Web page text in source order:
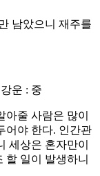
남았으니 재주를
운 : 중
줄 사람은 많이
어야 한다. 인간관
세상은 혼자만이
할 일이 발생하니